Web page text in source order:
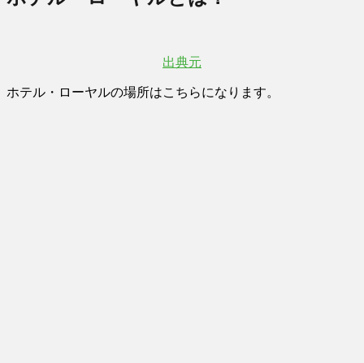
出典元
ホテル・ローヤルの場所はこちらになります。